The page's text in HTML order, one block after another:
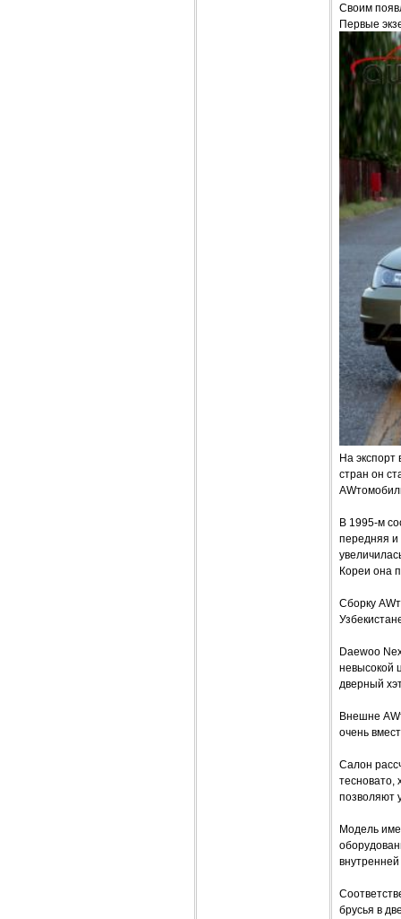
Своим
Первые
На
стран он
В 1995-м
передняя и
Кореи она
Сборку
Daewoo
невысокой
дверный
Внешне
очень
Салон
тесновато,
позволяют
Модель
брусья в